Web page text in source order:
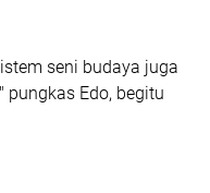
seni budaya juga
pungkas Edo, begitu